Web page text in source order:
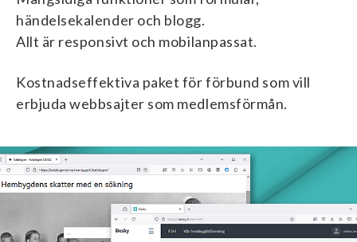
händelsekalender och blogg.
Allt är responsivt och mobilanpassat.
Kostnadseffektiva paket för förbund som vill
erbjuda webbsajter som medlemsförmån.